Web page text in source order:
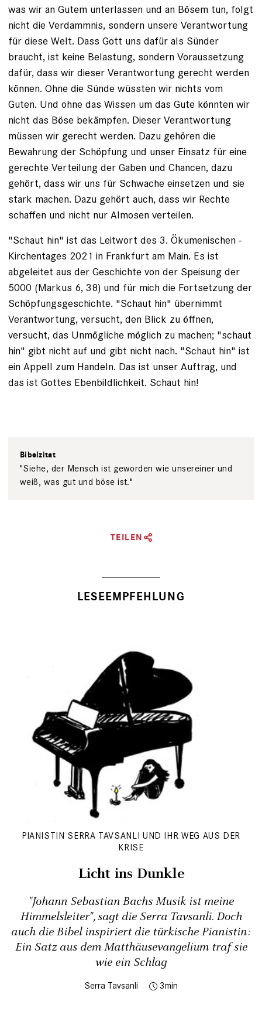
was wir an Gutem unterlassen und an Bösem tun, folgt
nicht die Verdammnis, sondern unsere Verantwortung
für diese Welt. Dass Gott uns dafür als Sünder
braucht, ist keine Belastung, sondern Voraussetzung
dafür, dass wir dieser Verantwortung gerecht werden
können. Ohne die Sünde wüssten wir nichts vom
Guten. Und ohne das Wissen um das Gute könnten wir
nicht das Böse bekämpfen. Dieser Verantwortung
müssen wir gerecht werden. Dazu ge­hören die
Bewahrung der Schöpfung und unser Einsatz für ­eine
gerechte Verteilung der Gaben und Chancen, dazu
gehört, dass wir uns für Schwache einsetzen und sie
stark ­machen. Dazu gehört auch, dass wir Rechte
schaffen und nicht nur Almosen verteilen.
"Schaut hin" ist das Leitwort des 3. Ökumenischen ­
Kirchentages 2021 in Frankfurt am Main. Es ist
abgeleitet aus der Geschichte von der Speisung der
5000 (Markus 6, 38) und für mich die Fortsetzung der
Schöpfungsgeschichte. "Schaut hin" übernimmt
Verantwortung, versucht, den Blick zu öffnen,
versucht, das Unmögliche möglich zu machen; "schaut
hin" gibt nicht auf und gibt nicht nach. "Schaut hin" ist
ein Appell zum Handeln. Das ist unser Auftrag, und
das ist Gottes Ebenbildlichkeit. Schaut hin!
Bibelzitat
"Siehe, der Mensch ist geworden wie unsereiner und
weiß, was gut und böse ist."
TEILEN
LESEEMPFEHLUNG
PIANISTIN SERRA TAVSANLI UND IHR WEG AUS DER
KRISE
Licht ins Dunkle
"Johann Sebastian Bachs Musik ist meine
Himmelsleiter", sagt die Serra Tavsanli. Doch
auch die Bibel inspiriert die türkische Pianistin:
Ein Satz aus dem Mat­thäusevangelium traf sie
wie ein Schlag
Serra Tavsanli 3